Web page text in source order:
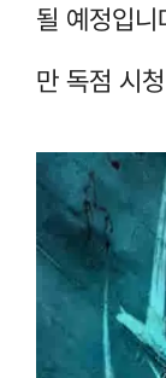
될 예정입
만 독점 시